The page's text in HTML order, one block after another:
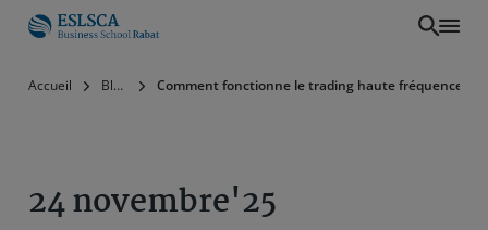
Accueil Blog Comment fonctionne le trading haute fréquence ?
24 novembre'25